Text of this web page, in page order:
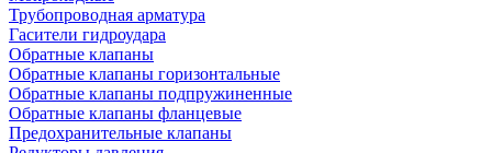
Трубопроводная арматура
Гасители гидроудара
Обратные клапаны
Обратные клапаны горизонтальные
Обратные клапаны подпружиненные
Обратные клапаны фланцевые
Предохранительные клапаны